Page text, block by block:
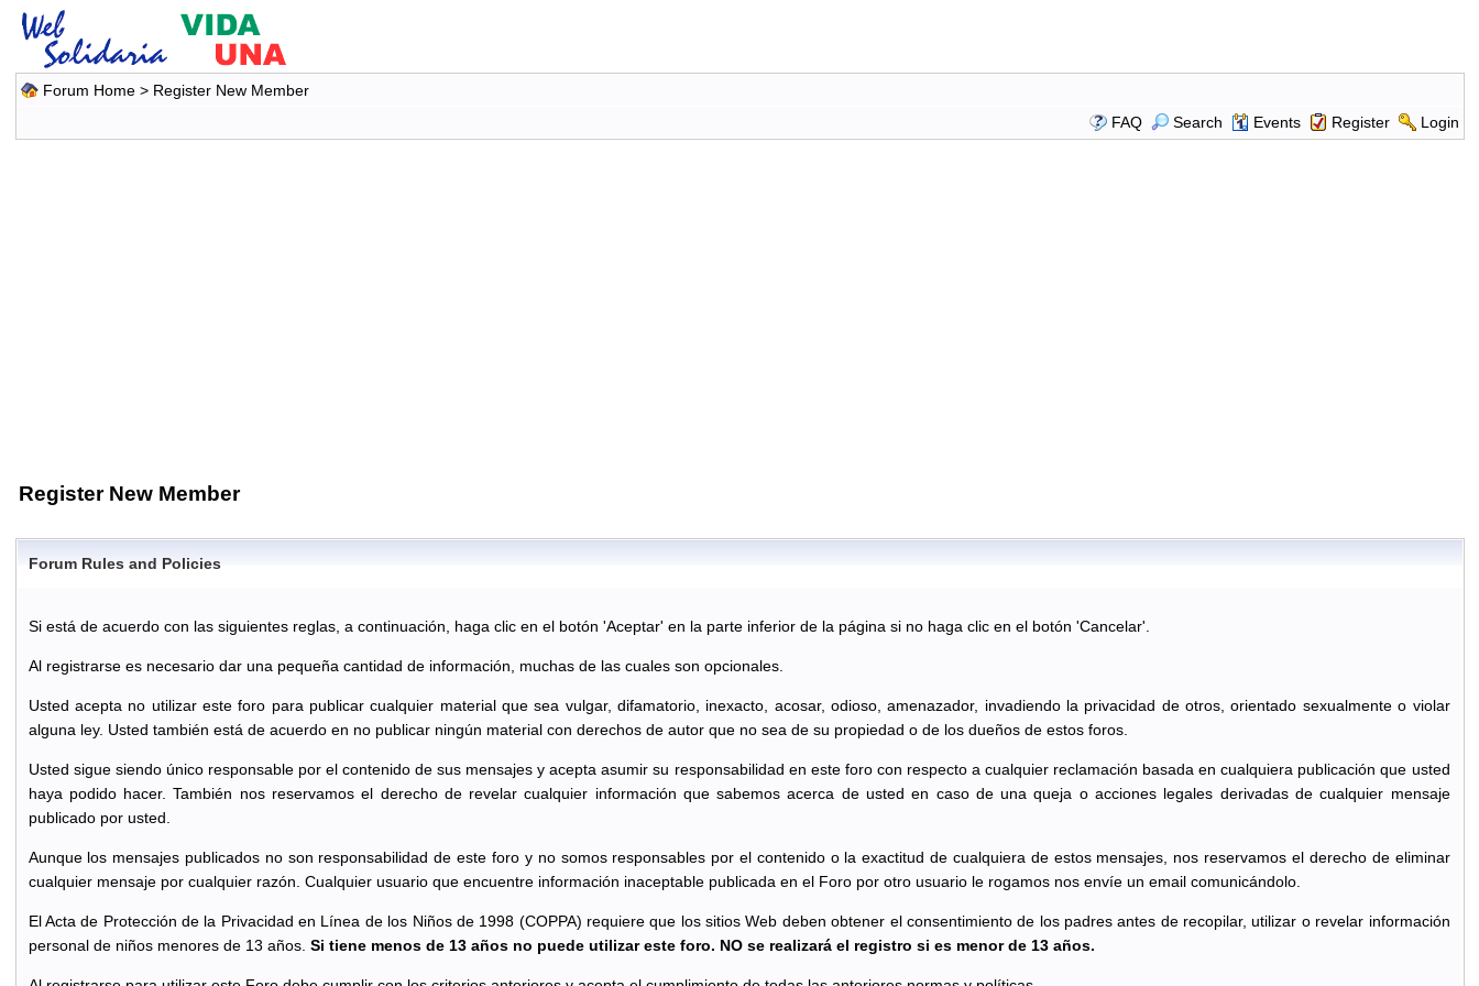
Forum Home> Register New Member
FAQ
Search Events Register Login
Register New Member
Forum Rules and Policies
Si está de acuerdo con las siguientes reglas, a continuación, haga clic en el botón 'Aceptar' en la parte inferior de la página si no haga clic en el botón 'Cancelar'.
Al registrarse es necesario dar una pequeña cantidad de información, muchas de las cuales son opcionales.
Usted acepta no utilizar este foro para publicar cualquier material que sea vulgar, difamatorio, inexacto, acosar, odioso, amenazador, invadiendo la privacidad de otros, orientado sexualmente o violar
alguna ley. Usted también está de acuerdo en no publicar ningún material con derechos de autor que no sea de su propiedad o de los dueños de estos foros.
Usted sigue siendo único responsable por el contenido de sus mensajes y acepta asumir su responsabilidad en este foro con respecto a cualquier reclamación basada en cualquiera publicación que usted
haya podido hacer. También nos reservamos el derecho de revelar cualquier información que sabemos acerca de usted en caso de una queja o acciones legales derivadas de cualquier mensaje
publicado por usted.
Aunque los mensajes publicados no son responsabilidad de este foro y no somos responsables por el contenido o la exactitud de cualquiera de estos mensajes, nos reservamos el derecho de eliminar
cualquier mensaje por cualquier razón. Cualquier usuario que encuentre información inaceptable publicada en el Foro por otro usuario le rogamos nos envíe un email comunicándolo.
El Acta de Protección de la Privacidad en Línea de los Niños de 1998 (COPPA) requiere que los sitios Web deben obtener el consentimiento de los padres antes de recopilar, utilizar o revelar información
personal de niños menores de 13 años. Si tiene menos de 13 años no puede utilizar este foro. NO se realizará el registro si es menor de 13 años.